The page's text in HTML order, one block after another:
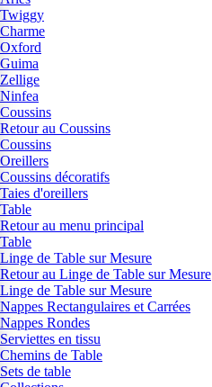
Twiggy
Charme
Oxford
Guima
Zellige
Ninfea
Coussins
Retour au Coussins
Coussins
Oreillers
Coussins décoratifs
Taies d'oreillers
Table
Retour au menu principal
Table
Linge de Table sur Mesure
Retour au Linge de Table sur Mesure
Linge de Table sur Mesure
Nappes Rectangulaires et Carrées
Nappes Rondes
Serviettes en tissu
Chemins de Table
Sets de table